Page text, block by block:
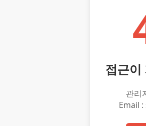
접근이
관리
Email